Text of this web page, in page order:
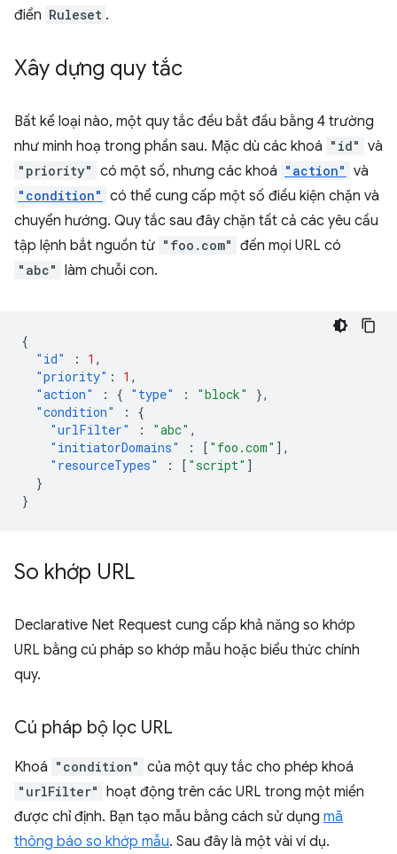
điển Ruleset .
Xây dựng quy tắc
Bất kể loại nào, một quy tắc đều bắt đầu bằng 4 trường
như minh hoạ trong phần sau. Mặc dù các khoá "id" và
"priority" có một số, nhưng các khoá "action" và
"condition" có thể cung cấp một số điều kiện chặn và
chuyển hướng. Quy tắc sau đây chặn tất cả các yêu cầu
tập lệnh bắt nguồn từ "foo.com" đến mọi URL có
"abc" làm chuỗi con.
{
"id"
: 1 ,
"priority" : 1 ,
"action"
: { "type" : "block"
},
"condition"
:
{
"urlFilter"
: "abc" ,
"initiatorDomains"
: [ "foo.com" ],
"resourceTypes"
: [ "script" ]
}
}
So khớp URL
Declarative Net Request cung cấp khả năng so khớp
URL bằng cú pháp so khớp mẫu hoặc biểu thức chính
quy.
Cú pháp bộ lọc URL
Khoá "condition" của một quy tắc cho phép khoá
"urlFilter" hoạt động trên các URL trong một miền
được chỉ định. Bạn tạo mẫu bằng cách sử dụng mã
thông báo so khớp mẫu. Sau đây là một vài ví dụ.